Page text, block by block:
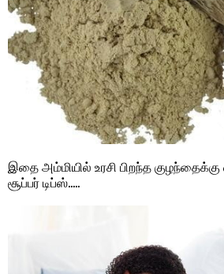
இதை அம்மியில் உரசி பிறந்த
சூப்பர் டிப்ஸ்…..